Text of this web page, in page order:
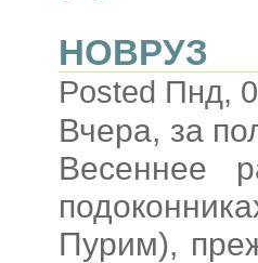
НОВРУЗ
Posted Пнд,
Вчера, за
Весеннее
Пурим),